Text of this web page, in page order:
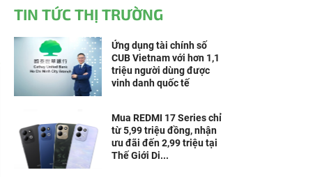
TIN TỨC THỊ TRƯỜNG
Ứng dụng tài chính số
CUB Vietnam với hơn 1,1
triệu người dùng được
vinh danh quốc tế
Mua REDMI 17 Series chỉ
từ 5,99 triệu đồng, nhận
ưu đãi đến 2,99 triệu tại
Thế Giới Di...